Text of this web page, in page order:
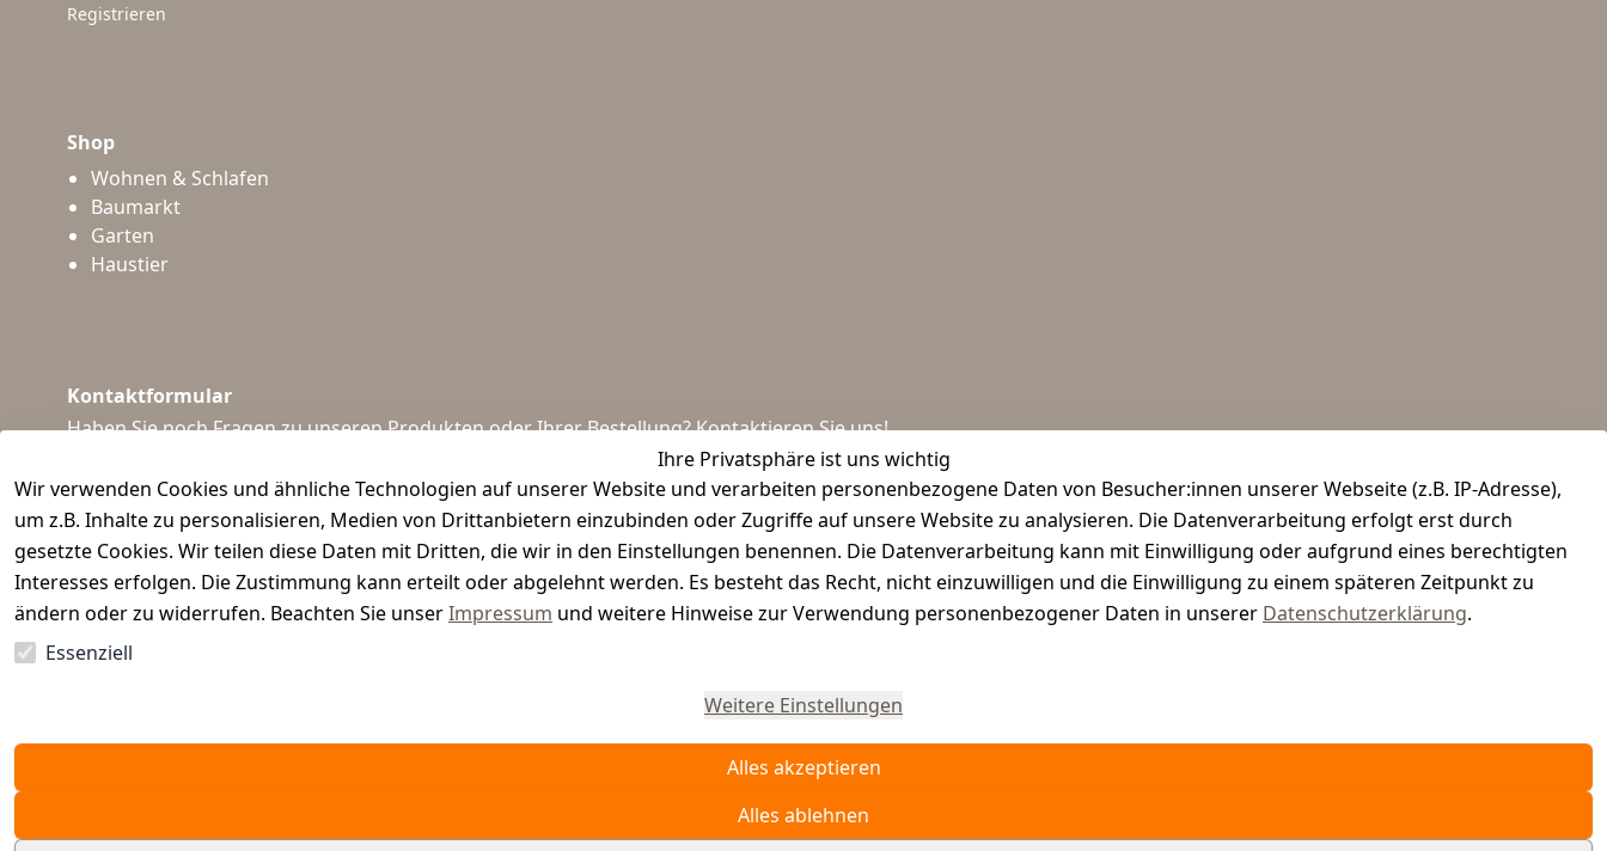
Ihre Privatsphäre ist uns wichtig
Wir verwenden Cookies und ähnliche Technologien auf unserer Website und verarbeiten personenbezogene Daten von Besucher:innen unserer Webseite (z.B. IP-Adresse),
um z.B. Inhalte zu personalisieren, Medien von Drittanbietern einzubinden oder Zugriffe auf unsere Website zu analysieren. Die Datenverarbeitung erfolgt erst durch
gesetzte Cookies. Wir teilen diese Daten mit Dritten, die wir in den Einstellungen benennen. Die Datenverarbeitung kann mit Einwilligung oder aufgrund eines berechtigten
Interesses erfolgen. Die Zustimmung kann erteilt oder abgelehnt werden. Es besteht das Recht, nicht einzuwilligen und die Einwilligung zu einem späteren Zeitpunkt zu
ändern oder zu widerrufen. Beachten Sie unserImpressum und weitere Hinweise zur Verwendung personenbezogener Daten in unserer Datenschutzerklärung.
Essenziell
Weitere Einstellungen
Alles akzeptieren
Alles ablehnen
Registrieren
Shop
Wohnen & Schlafen
Baumarkt
Garten
Haustier
Kontaktformular
Haben Sie noch Fragen zu unseren Produkten oder Ihrer Bestellung? Kontaktieren Sie uns!
support@waidmeister.de